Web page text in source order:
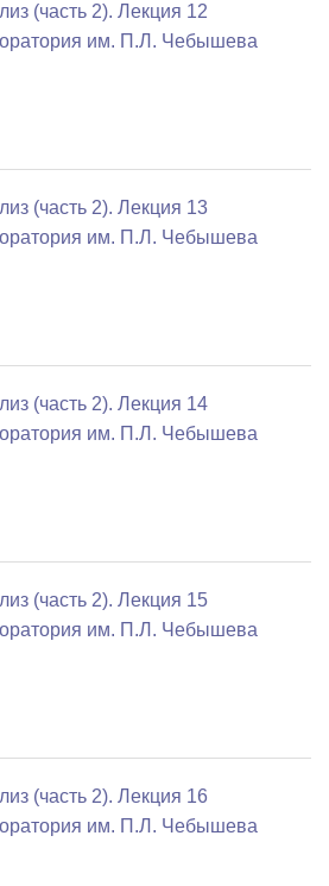
(часть 2). Лекция 12
им. П.Л. Чебышева
(часть 2). Лекция 13
им. П.Л. Чебышева
(часть 2). Лекция 14
им. П.Л. Чебышева
(часть 2). Лекция 15
им. П.Л. Чебышева
(часть 2). Лекция 16
им. П.Л. Чебышева